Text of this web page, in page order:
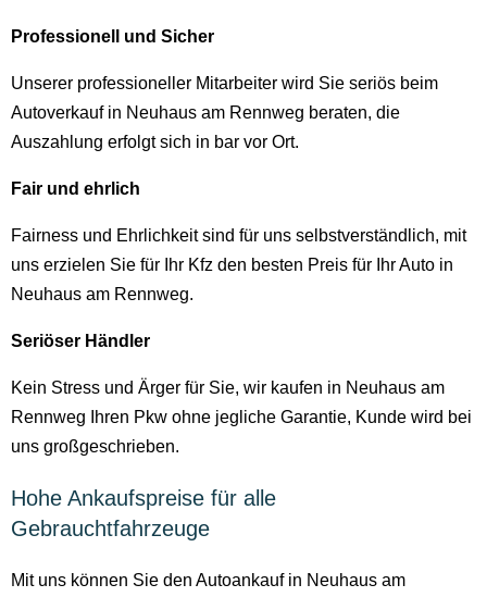
Professionell und Sicher
Unserer professioneller Mitarbeiter wird Sie seriös beim
Autoverkauf in Neuhaus am Rennweg beraten, die
Auszahlung erfolgt sich in bar vor Ort.
Fair und ehrlich
Fairness und Ehrlichkeit sind für uns selbstverständlich, mit
uns erzielen Sie für Ihr Kfz den besten Preis für Ihr Auto in
Neuhaus am Rennweg.
Seriöser Händler
Kein Stress und Ärger für Sie, wir kaufen in Neuhaus am
Rennweg Ihren Pkw ohne jegliche Garantie, Kunde wird bei
uns großgeschrieben.
Hohe Ankaufspreise für alle
Gebrauchtfahrzeuge
Mit uns können Sie den Autoankauf in Neuhaus am